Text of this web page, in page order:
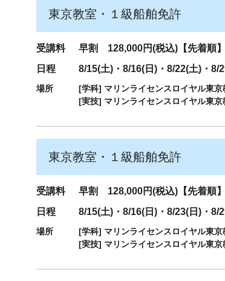
東京教室・１級船舶免許
受講料
早割 128,000円(税込)【先着順】
日程
8/15(土)・8/16(日)・8/22(土)・8/
場所 [学科] マリンライセンスロイヤル東京
[実技] マリンライセンスロイヤル東京
東京教室・１級船舶免許
受講料
早割 128,000円(税込)【先着順】
日程
8/15(土)・8/16(日)・8/23(日)・8/
場所 [学科] マリンライセンスロイヤル東京
[実技] マリンライセンスロイヤル東京